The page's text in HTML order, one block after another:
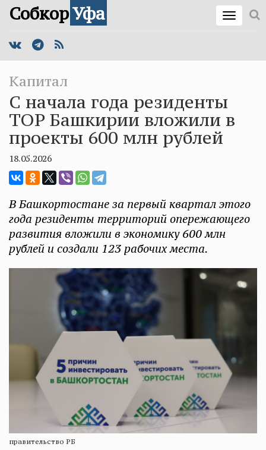
СобкорУфа
Капитал
С начала года резиденты
ТОР Башкирии вложили в
проекты 600 млн рублей
18.05.2026
В Башкортостане за первый квартал этого
года резиденты территорий опережающего
развития вложили в экономику 600 млн
рублей и создали 123 рабочих места.
правительство РБ